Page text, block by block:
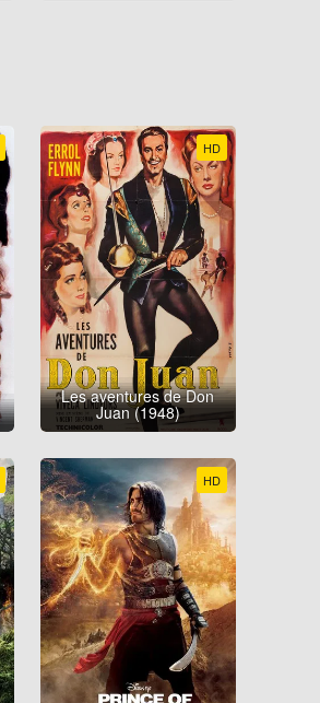
HD
Les aventures de Don
Juan (1948)
HD